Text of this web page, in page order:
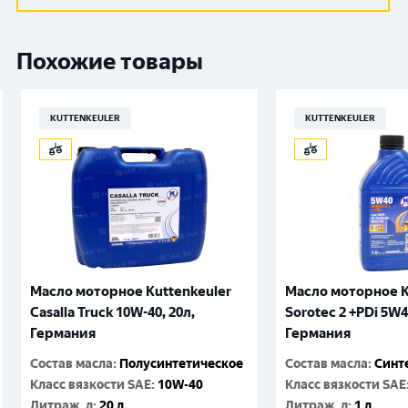
Похожие товары
KUTTENKEULER
Масло моторное Kuttenkeuler
Casalla Truck 10W-40, 20л,
Германия
Состав масла: Полусинтетическое
Класс вязкости SAE: 10W-40
KUTTENKEULER
Масло моторное
Sorotec 2 +PDi
Германия
Состав масла:
Класс вязкости SAE